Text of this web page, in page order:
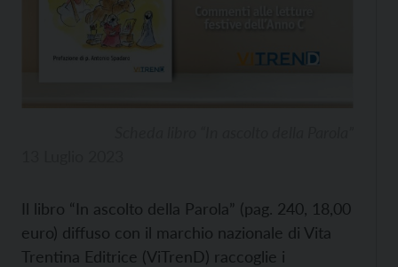
Il libro “In ascolto della Parola” (pag. 240, 18,00
euro) diffuso con il marchio nazionale di Vita
Trentina Editrice (ViTrenD) raccoglie i